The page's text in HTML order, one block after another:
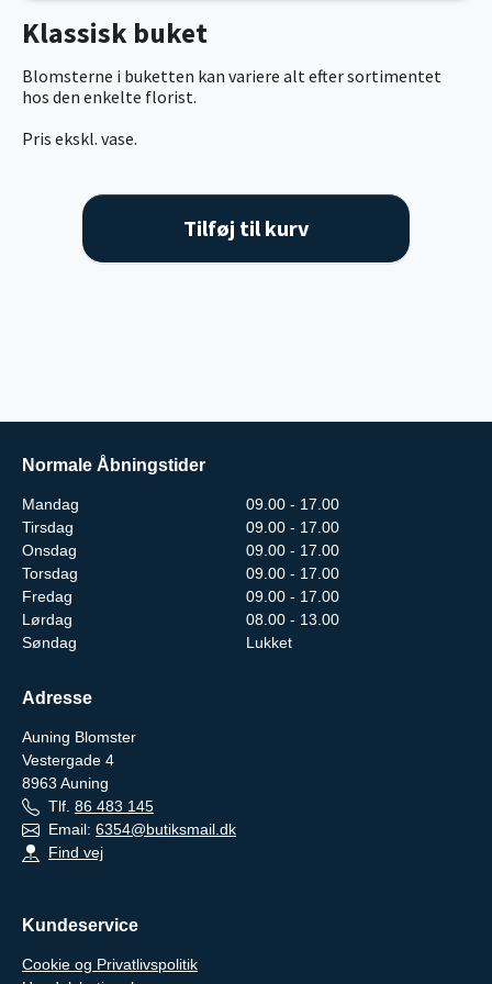
Klassisk buket
Blomsterne i buketten kan variere alt efter sortimentet
hos den enkelte florist.
Pris ekskl. vase.
Tilføj til kurv
Normale Åbningstider
Mandag
09.00 - 17.00
Tirsdag
09.00 - 17.00
Onsdag
09.00 - 17.00
Torsdag
09.00 - 17.00
Fredag
09.00 - 17.00
Lørdag
08.00 - 13.00
Søndag
Lukket
Adresse
Auning Blomster
Vestergade 4
8963 Auning
Tlf. 86 483 145
Email: 6354@butiksmail.dk
Find vej
Kundeservice
Cookie og Privatlivspolitik